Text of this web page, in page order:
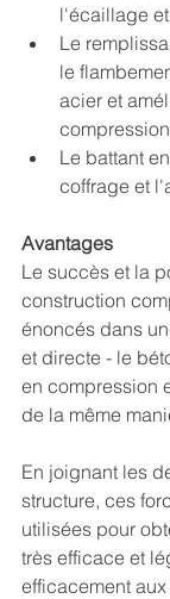
l'écaillage
Le
le
acier et
compression
Le battant
coffrage et
Avantages
Le succès et la
construction
énoncés dans
et directe - le
en compression
de la même
En joignant les
structure, ces
utilisées pour
très efficace et
efficacement